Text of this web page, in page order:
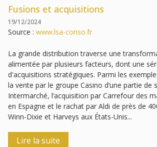
Fusions et acquisitions
19/12/2024
Source : www.lsa-conso.fr
La grande distribution traverse une
alimentée par plusieurs facteurs, dont une
d'acquisitions stratégiques. Parmi les
la vente par le groupe Casino d’une partie de
Intermarché, l’acquisition par Carrefour des
en Espagne et le rachat par Aldi de près de
Winn-Dixie et Harveys aux États-Unis...
Lire la suite